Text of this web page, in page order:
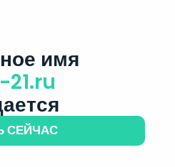
имя
СЕЙЧАС